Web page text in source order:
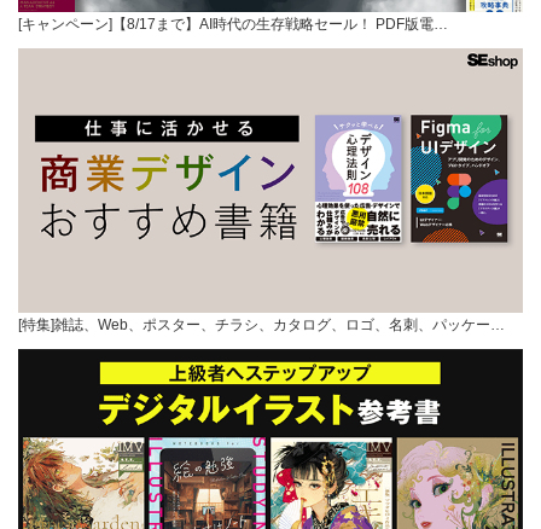
[キャンペーン]【8/17まで】AI時代の生存戦略セール！ PDF版電…
[特集]雑誌、Web、ポスター、チラシ、カタログ、ロゴ、名刺、パッケー…